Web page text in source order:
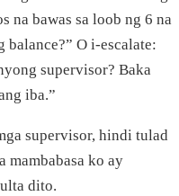
na bawas sa loob ng 6 na
balance?” O i-escalate:
supervisor? Baka
iba.”
supervisor, hindi tulad
mambabasa ko ay
dito.